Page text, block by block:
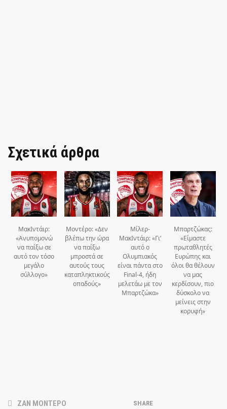
Σχετικά άρθρα
ΜακΙντάιρ:
«Ανυπομονώ
να παίξω σε
αυτό τον τόσο
μεγάλο
σύλλογο»
Μοντέρο: «Δεν
βλέπω την ώρα
να παίξω
μπροστά σε
αυτούς τους
καταπληκτικούς
οπαδούς»
Μίλερ-
ΜακΙντάιρ: «Γι’
αυτό ο
Ολυμπιακός
είναι πάντα στο
Final-4, ήδη
μελετάω με τον
Μπαρτζώκα»
Μπαρτζώκας:
«Είμαστε
πρωταθλητές
Ευρώπης και
όλοι θα θέλουν
να μας
κερδίσουν, πιο
δύσκολο να
μείνεις στην
κορυφή»
ΖΑΝ ΜΟΝΤΕΡΟ SHARE